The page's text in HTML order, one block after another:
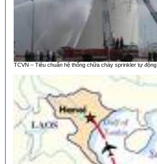
TCVN – Tiêu chuẩn hệ thống chữa cháy sprinkler tự động